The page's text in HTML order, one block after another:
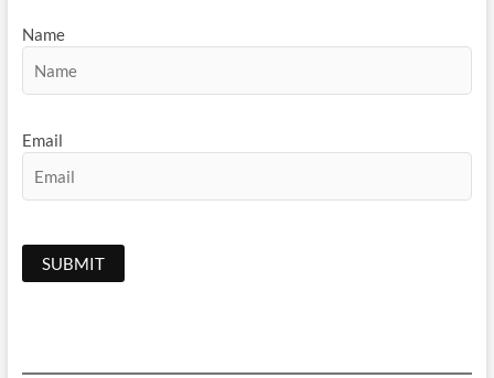
Name
Email